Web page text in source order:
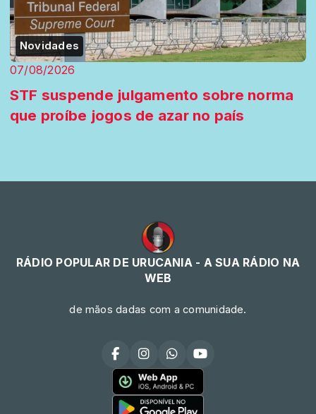
Novidades
07/08/2026
STF suspende julgamento sobre norma
que proíbe jogos de azar no país
RÁDIO POPULAR DE URUCANIA - A SUA RÁDIO NA
WEB
de mãos dadas com a comunidade.